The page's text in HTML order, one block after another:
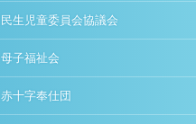
民生児童委員会協議会
母子福祉会
赤十字奉仕団